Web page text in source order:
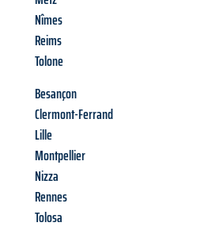
Nîmes
Reims
Tolone
Besançon
Clermont-Ferrand
Lille
Montpellier
Nizza
Rennes
Tolosa